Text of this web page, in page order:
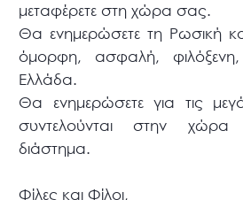
μεταφέρετε στη χώρα σας.
Θα ενημερώσετε τη Ρωσική
όμορφη, ασφαλή,
Ελλάδα.
Θα ενημερώσετε για τις
συντελούνται στην χώρα
διάστημα.
Φίλες και Φίλοι,